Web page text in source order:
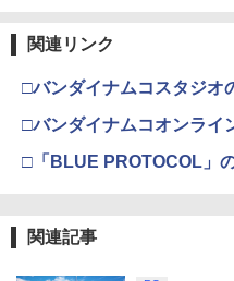
関連リンク
□バンダイナムコスタジオ
□バンダイナムコオンライ
□「BLUE PROTOCOL」
関連記事